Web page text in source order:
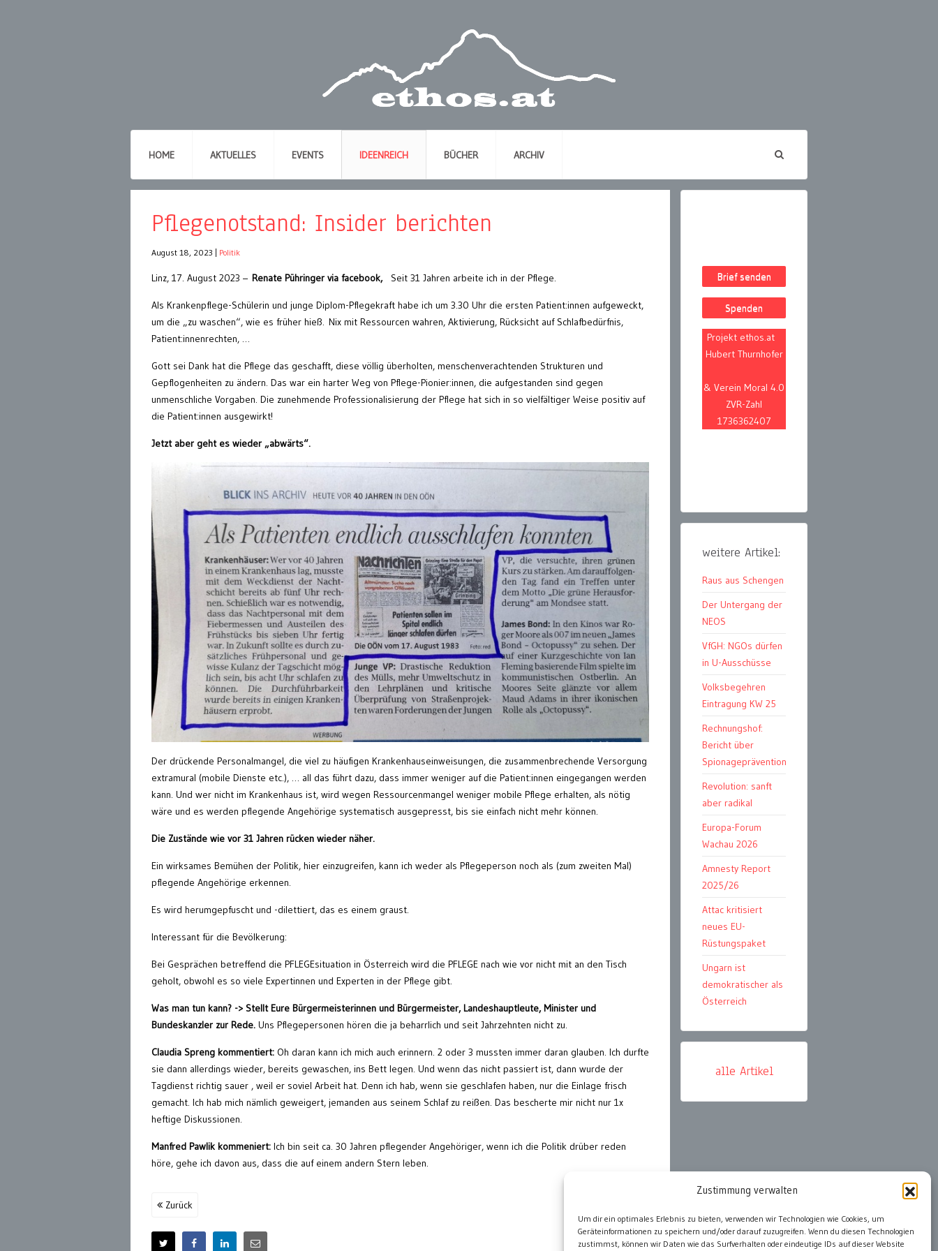
Zustimmung verwalten
Um dir ein optimales Erlebnis zu bieten, verwenden wir Technologien wie Cookies, um
Geräteinformationen zu speichern und/oder darauf zuzugreifen. Wenn du diesen Technologien
zustimmst, können wir Daten wie das Surfverhalten oder eindeutige IDs auf dieser Website
HOME AKTUELLES EVENTS IDEENREICH BÜCHER ARCHIV
Pflegenotstand: Insider berichten
August 18, 2023 Politik
Linz, 17. August 2023 – Renate Pühringer via facebook, Seit 31 Jahren arbeite ich in der Pflege.
Als Krankenpflege-Schülerin und junge Diplom-Pflegekraft habe ich um 3.30 Uhr die ersten Patient:innen aufgeweckt,
um die „zu waschen“, wie es früher hieß. Nix mit Ressourcen wahren, Aktivierung, Rücksicht auf Schlafbedürfnis,
Patient:innenrechten, …
Gott sei Dank hat die Pflege das geschafft, diese völlig überholten, menschenverachtenden Strukturen und
Gepflogenheiten zu ändern. Das war ein harter Weg von Pflege-Pionier:innen, die aufgestanden sind gegen
unmenschliche Vorgaben. Die zunehmende Professionalisierung der Pflege hat sich in so vielfältiger Weise positiv auf
die Patient:innen ausgewirkt!
Jetzt aber geht es wieder „abwärts“.
Der drückende Personalmangel, die viel zu häufigen Krankenhauseinweisungen, die zusammenbrechende Versorgung
extramural (mobile Dienste etc.), … all das führt dazu, dass immer weniger auf die Patient:innen eingegangen werden
kann. Und wer nicht im Krankenhaus ist, wird wegen Ressourcenmangel weniger mobile Pflege erhalten, als nötig
wäre und es werden pflegende Angehörige systematisch ausgepresst, bis sie einfach nicht mehr können.
Die Zustände wie vor 31 Jahren rücken wieder näher.
Ein wirksames Bemühen der Politik, hier einzugreifen, kann ich weder als Pflegeperson noch als (zum zweiten Mal)
pflegende Angehörige erkennen.
Es wird herumgepfuscht und -dilettiert, das es einem graust.
Interessant für die Bevölkerung:
Bei Gesprächen betreffend die PFLEGEsituation in Österreich wird die PFLEGE nach wie vor nicht mit an den Tisch
geholt, obwohl es so viele Expertinnen und Experten in der Pflege gibt.
Was man tun kann? -> Stellt Eure Bürgermeisterinnen und Bürgermeister, Landeshauptleute, Minister und
Bundeskanzler zur Rede. Uns Pflegepersonen hören die ja beharrlich und seit Jahrzehnten nicht zu.
Claudia Spreng kommentiert: Oh daran kann ich mich auch erinnern. 2 oder 3 mussten immer daran glauben. Ich durfte
sie dann allerdings wieder, bereits gewaschen, ins Bett legen. Und wenn das nicht passiert ist, dann wurde der
Tagdienst richtig sauer , weil er soviel Arbeit hat. Denn ich hab, wenn sie geschlafen haben, nur die Einlage frisch
gemacht. Ich hab mich nämlich geweigert, jemanden aus seinem Schlaf zu reißen. Das bescherte mir nicht nur 1x
heftige Diskussionen.
Manfred Pawlik kommeniert: Ich bin seit ca. 30 Jahren pflegender Angehöriger, wenn ich die Politik drüber reden
höre, gehe ich davon aus, dass die auf einem andern Stern leben.
Zurück
Brief senden
Spenden
Projekt ethos.at
Hubert Thurnhofer
& Verein Moral 4.0
ZVR-Zahl
1736362407
weitere Artikel:
Raus aus Schengen
Der Untergang der
NEOS
VfGH: NGOs dürfen
in U-Ausschüsse
Volksbegehren
Eintragung KW 25
Rechnungshof:
Bericht über
Spionageprävention
Revolution: sanft
aber radikal
Europa-Forum
Wachau 2026
Amnesty Report
2025/26
Attac kritisiert
neues EU-
Rüstungspaket
Ungarn ist
demokratischer als
Österreich
alle Artikel